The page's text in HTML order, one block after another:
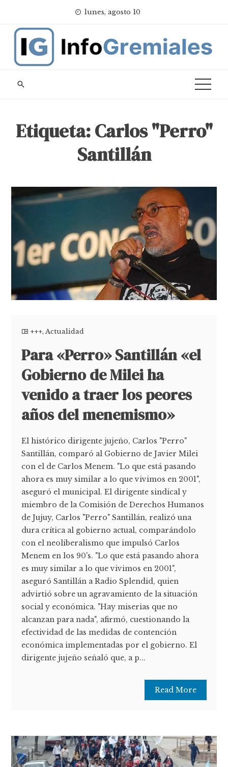
content
lunes, agosto 10
Etiqueta:Carlos "Perro"
Santillán
+++,Actualidad
Para «Perro» Santillán «el
Gobierno de Milei ha
venido a traer los peores
años del menemismo»
El histórico dirigente jujeño, Carlos "Perro"
Santillán, comparó al Gobierno de Javier Milei
con el de Carlos Menem. "Lo que está pasando
ahora es muy similar a lo que vivimos en 2001",
aseguró el municipal. El dirigente sindical y
miembro de la Comisión de Derechos Humanos
de Jujuy, Carlos "Perro" Santillán, realizó una
dura crítica al gobierno actual, comparándolo
con el neoliberalismo que impulsó Carlos
Menem en los 90's. "Lo que está pasando ahora
es muy similar a lo que vivimos en 2001",
aseguró Santillán a Radio Splendid, quien
advirtió sobre un agravamiento de la situación
social y económica. "Hay miserias que no
alcanzan para nada", afirmó, cuestionando la
efectividad de las medidas de contención
económica implementadas por el gobierno. El
dirigente jujeño señaló que, a p...
Read More